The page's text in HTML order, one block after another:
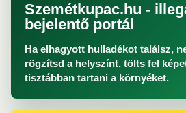
Szemétkupac.hu -
bejelentő portál
Ha elhagyott hulladékot találsz,
rögzítsd a helyszínt, tölts fel
tisztábban tartani a környéket.